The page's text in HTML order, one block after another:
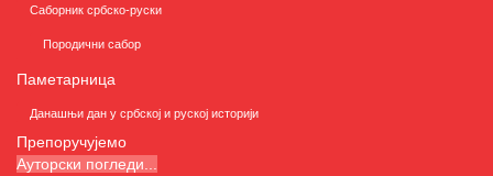
Саборник србско-руски
Породични сабор
Паметарница
Данашњи дан у србској и руској историји
Препоручујемо
Ауторски погледи...